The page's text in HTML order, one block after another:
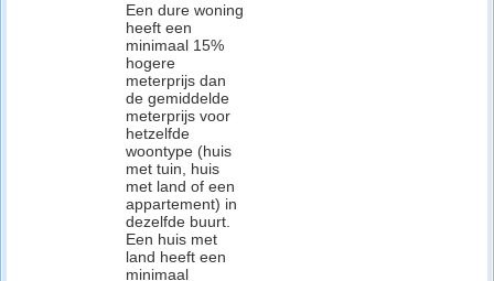
Een dure woning
heeft een
minimaal 15%
hogere
meterprijs dan
de gemiddelde
meterprijs voor
hetzelfde
woontype (huis
met tuin, huis
met land of een
appartement) in
dezelfde buurt.
Een huis met
land heeft een
minimaal